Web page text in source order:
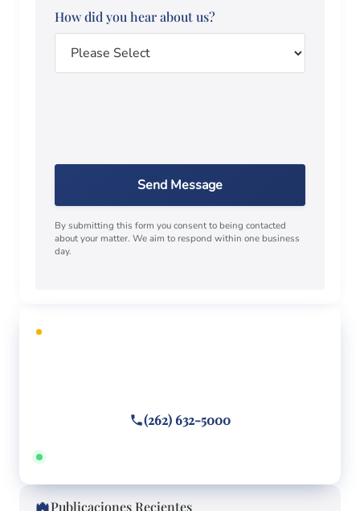
How did you hear about us?
Send Message
By submitting this form you consent to being contacted
about your matter. We aim to respond within one business
day.
CONSULTA GRATUITA
(262) 632-5000
Disponible 24/7 · Hablamos español
Publicaciones Recientes